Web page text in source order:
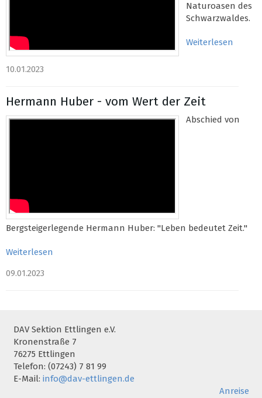
Naturoasen des
Schwarzwaldes.
Weiterlesen
10.01.2023
Hermann Huber - vom Wert der Zeit
Abschied von
Bergsteigerlegende Hermann Huber: "Leben bedeutet Zeit."
Weiterlesen
09.01.2023
DAV Sektion Ettlingen e.V.
Kronenstraße 7
76275 Ettlingen
Telefon: (07243) 7 81 99
E-Mail: info@dav-ettlingen.de
Anreise